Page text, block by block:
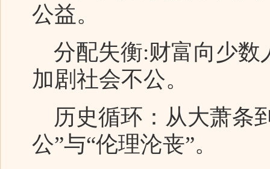
公益。
分配失衡:财富向少数
加剧社会不公。
历史循环：从大萧条
公”与“伦理沦丧”。